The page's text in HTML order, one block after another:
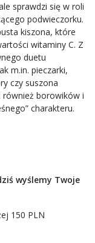
sprawdzi się w roli
podwieczorku.
kiszona, które
witaminy C. Z
duetu
m.in. pieczarki,
czy suszona
również borowików i
charakteru.
wyślemy Twoje
150 PLN